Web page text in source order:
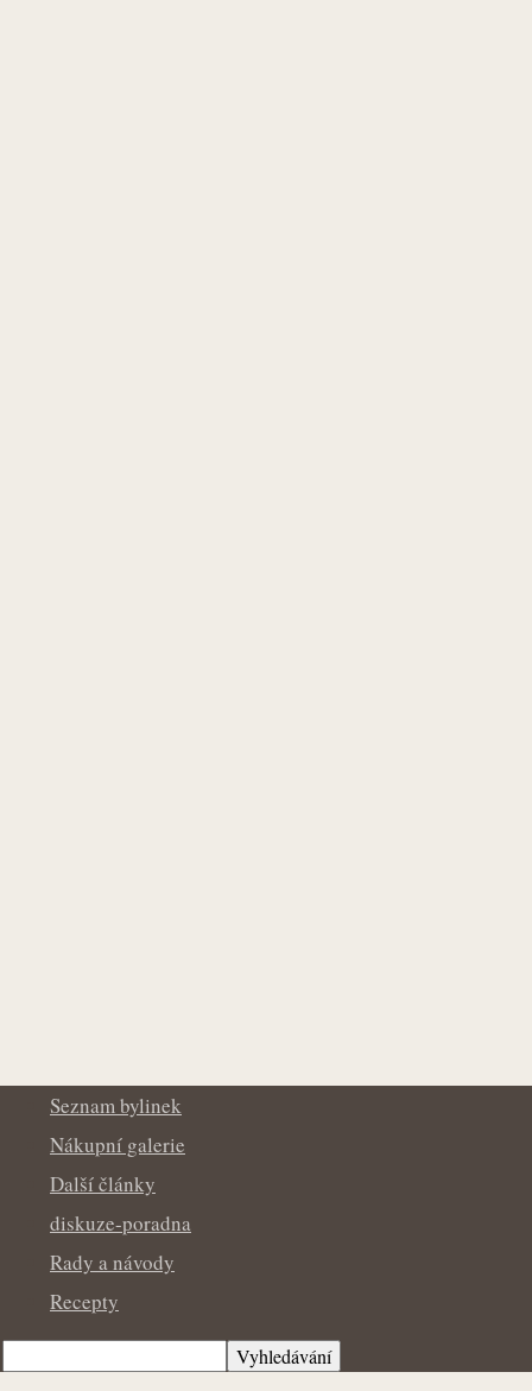
Seznam bylinek
Nákupní galerie
Další články
diskuze-poradna
Rady a návody
Recepty